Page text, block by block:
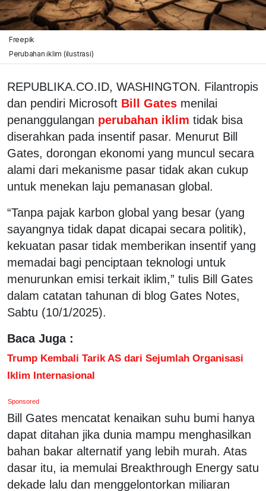
Freepik
Perubahan iklim (ilustrasi)
REPUBLIKA.CO.ID, WASHINGTON. Filantropis
dan pendiri Microsoft Bill Gates menilai
penanggulangan perubahan iklim tidak bisa
diserahkan pada insentif pasar. Menurut Bill
Gates, dorongan ekonomi yang muncul secara
alami dari mekanisme pasar tidak akan cukup
untuk menekan laju pemanasan global.
“Tanpa pajak karbon global yang besar (yang
sayangnya tidak dapat dicapai secara politik),
kekuatan pasar tidak memberikan insentif yang
memadai bagi penciptaan teknologi untuk
menurunkan emisi terkait iklim,” tulis Bill Gates
dalam catatan tahunan di blog Gates Notes,
Sabtu (10/1/2025).
Baca Juga :
Trump Kembali Tarik AS dari Sejumlah Organisasi
Iklim Internasional
Sponsored
Bill Gates mencatat kenaikan suhu bumi hanya
dapat ditahan jika dunia mampu menghasilkan
bahan bakar alternatif yang lebih murah. Atas
dasar itu, ia memulai Breakthrough Energy satu
dekade lalu dan menggelontorkan miliaran